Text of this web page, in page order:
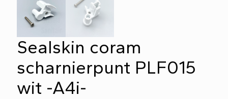
Sealskin coram
scharnierpunt PLF015
wit -A4i-